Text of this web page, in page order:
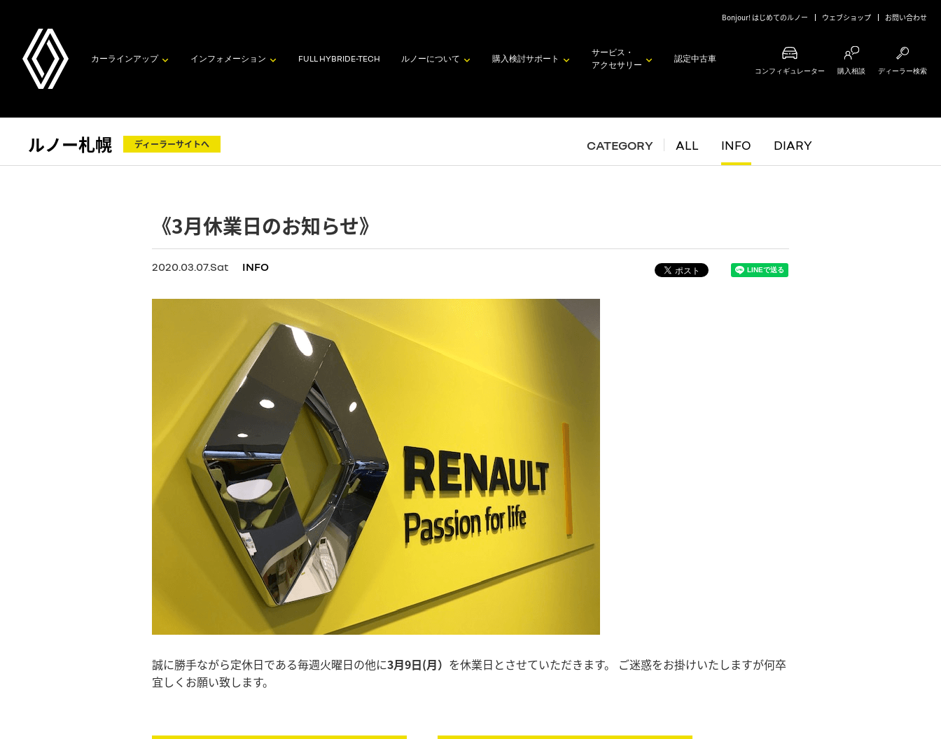
Bonjour! はじめてのルノー ウェブショップ お問い合わせ
カーラインアップ インフォメーション FULL HYBRIDE-TECH ルノーについて 購入検討サポート
サービス・
アクセサリー
認定中古車
コンフィギュレーター 購入相談 ディーラー検索
ルノー札幌 ディーラーサイトへ CATEGORY ALL INFO DIARY
《3月休業日のお知らせ》
2020.03.07.Sat INFO
誠に勝手ながら定休日である毎週火曜日の他に3月9日(月） を休業日とさせていただきます。 ご迷惑をお掛けいたしますが何卒
宜しくお願い致します。